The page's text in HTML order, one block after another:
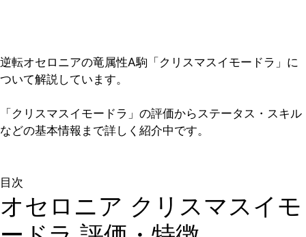
逆転オセロニアの竜属性A駒「クリスマスイモードラ」に
ついて解説しています。
「クリスマスイモードラ」の評価からステータス・スキル
などの基本情報まで詳しく紹介中です。
目次
オセロニア クリスマスイモ